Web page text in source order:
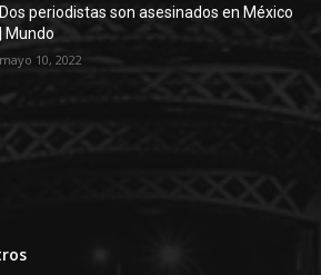
Dos periodistas son asesinados en México
| Mundo
mayo 10, 2022